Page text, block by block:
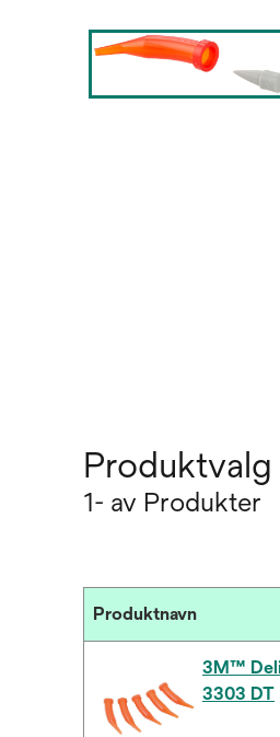
Produktvalg
1- av Produkter
Produktnavn
3M™
3303 DT